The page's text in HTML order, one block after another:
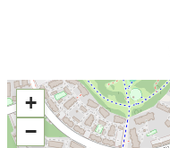
+
−